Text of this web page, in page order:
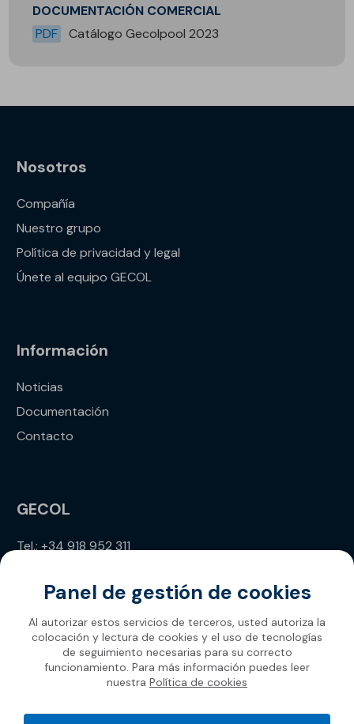
DOCUMENTACIÓN COMERCIAL
PDF
Catálogo Gecolpool 2023
Nosotros
Compañía
Nuestro grupo
Política de privacidad y legal
Únete al equipo GECOL
Información
Noticias
Documentación
Contacto
GECOL
Tel.: +34 918 952 311
Gecol 2026
Panel de gestión de cookies
Al autorizar estos servicios de terceros, usted autoriza la
colocación y lectura de cookies y el uso de tecnologías
de seguimiento necesarias para su correcto
funcionamiento. Para más información puedes leer
nuestra Política de cookies